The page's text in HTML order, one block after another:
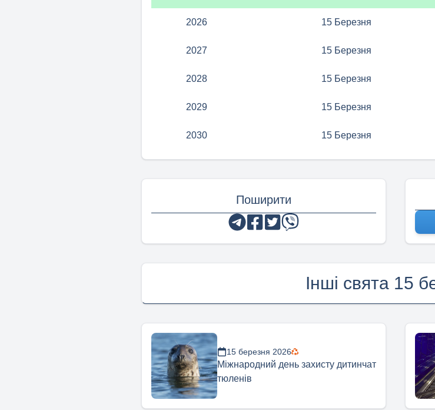
2026 15 Березня
2027 15 Березня
2028 15 Березня
2029 15 Березня
2030 15 Березня
Поширити
Інші свята 15
15 березня 2026
Міжнародний день захисту дитинчат
тюленів